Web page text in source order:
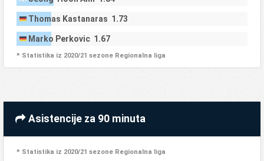
Thomas Kastanaras 1.73
Marko Perkovic 1.67
* Statistika iz 2020/21 sezone Regionalna liga
Asistencije za 90 minuta
* Statistika iz 2020/21 sezone Regionalna liga